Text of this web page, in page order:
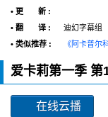
• 更 新 :
• 翻 译 :
迪幻字幕组
• 类似推荐 :
《阿卡普尔
爱卡莉第一季 第
在线云播